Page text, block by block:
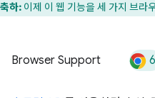
축하: 이제 이 웹 기능을 세 가지 브라
Browser Support